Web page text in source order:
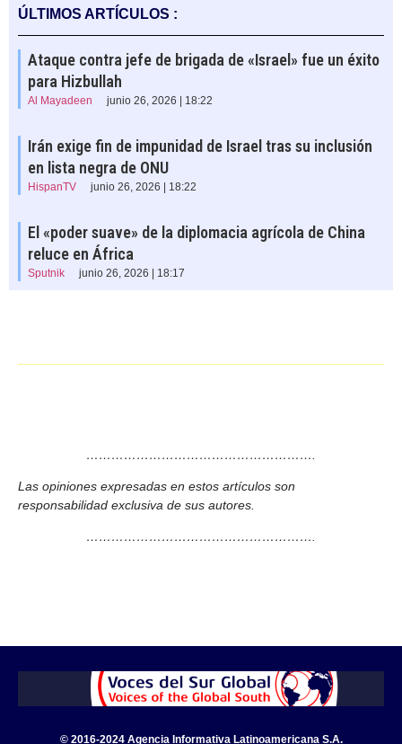
ÚLTIMOS ARTÍCULOS :
Ataque contra jefe de brigada de «Israel» fue un éxito
para Hizbullah
Al Mayadeen junio 26, 2026 | 18:22
Irán exige fin de impunidad de Israel tras su inclusión
en lista negra de ONU
HispanTV junio 26, 2026 | 18:22
El «poder suave» de la diplomacia agrícola de China
reluce en África
Sputnik junio 26, 2026 | 18:17
……………………………………………….
Las opiniones expresadas en estos artículos son
responsabilidad exclusiva de sus autores.
……………………………………………….
© 2016-2024 Agencia Informativa Latinoamericana S.A.